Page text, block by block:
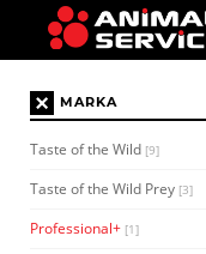
× MARKA
Taste of the Wild [9]
Taste of the Wild Prey [3]
Professional+ [1]